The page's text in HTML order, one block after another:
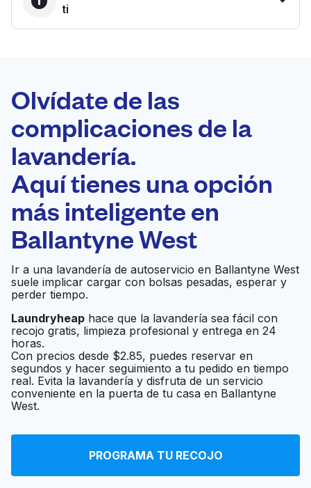
ti
Laundryheap.com
Programa tu recogida
0 min
Recojo y entrega
casa
Abierto 24/7
Sun Cleaners Ir al sitio web
Soap Suds Coin
Laundry
Ir al sitio web
Neighborhood
Cleaners
Ir al sitio web
Olvídate de las
complicaciones de la
lavandería.
Aquí tienes una opción
más inteligente en
Ballantyne West
Ir a una lavandería de autoservicio en Ballantyne West
suele implicar cargar con bolsas pesadas, esperar y
perder tiempo.
Laundryheap hace que la lavandería sea fácil con
recojo gratis, limpieza profesional y entrega en 24
horas.
Con precios desde $2.85, puedes reservar en
segundos y hacer seguimiento a tu pedido en tiempo
real. Evita la lavandería y disfruta de un servicio
conveniente en la puerta de tu casa en Ballantyne
West.
PROGRAMA TU RECOJO